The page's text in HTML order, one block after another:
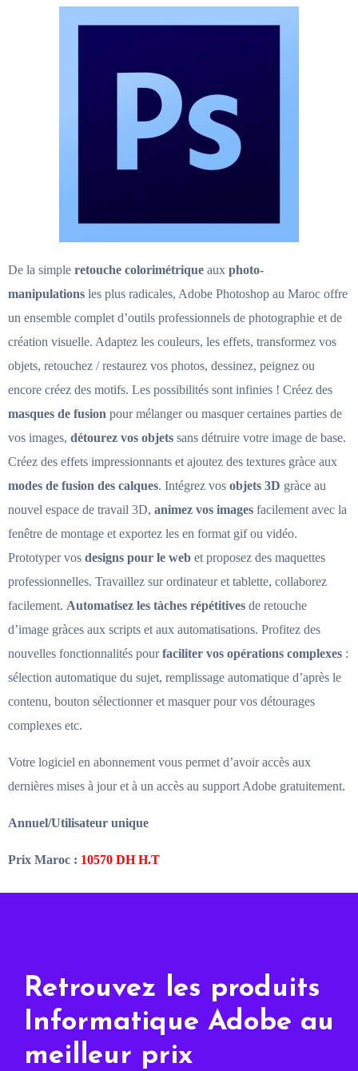
De la simple retouche colorimétrique aux photo-
manipulations les plus radicales, Adobe Photoshop au Maroc offre
un ensemble complet d’outils professionnels de photographie et de
création visuelle. Adaptez les couleurs, les effets, transformez vos
objets, retouchez / restaurez vos photos, dessinez, peignez ou
encore créez des motifs. Les possibilités sont infinies ! Créez des
masques de fusion pour mélanger ou masquer certaines parties de
vos images, détourez vos objets sans détruire votre image de base.
Créez des effets impressionnants et ajoutez des textures gràce aux
modes de fusion des calques. Intégrez vos objets 3D gràce au
nouvel espace de travail 3D, animez vos images facilement avec la
fenêtre de montage et exportez les en format gif ou vidéo.
Prototyper vos designs pour le web et proposez des maquettes
professionnelles. Travaillez sur ordinateur et tablette, collaborez
facilement. Automatisez les tàches répétitives de retouche
d’image gràces aux scripts et aux automatisations. Profitez des
nouvelles fonctionnalités pourfaciliter vos opérations complexes :
sélection automatique du sujet, remplissage automatique d’après le
contenu, bouton sélectionner et masquer pour vos détourages
complexes etc.
Votre logiciel en abonnement vous permet d’avoir accès aux
dernières mises à jour et à un accès au support Adobe gratuitement.
Annuel/Utilisateur unique
Prix Maroc : 10570 DH H.T
Retrouvez les produits
Informatique Adobe au
meilleur prix